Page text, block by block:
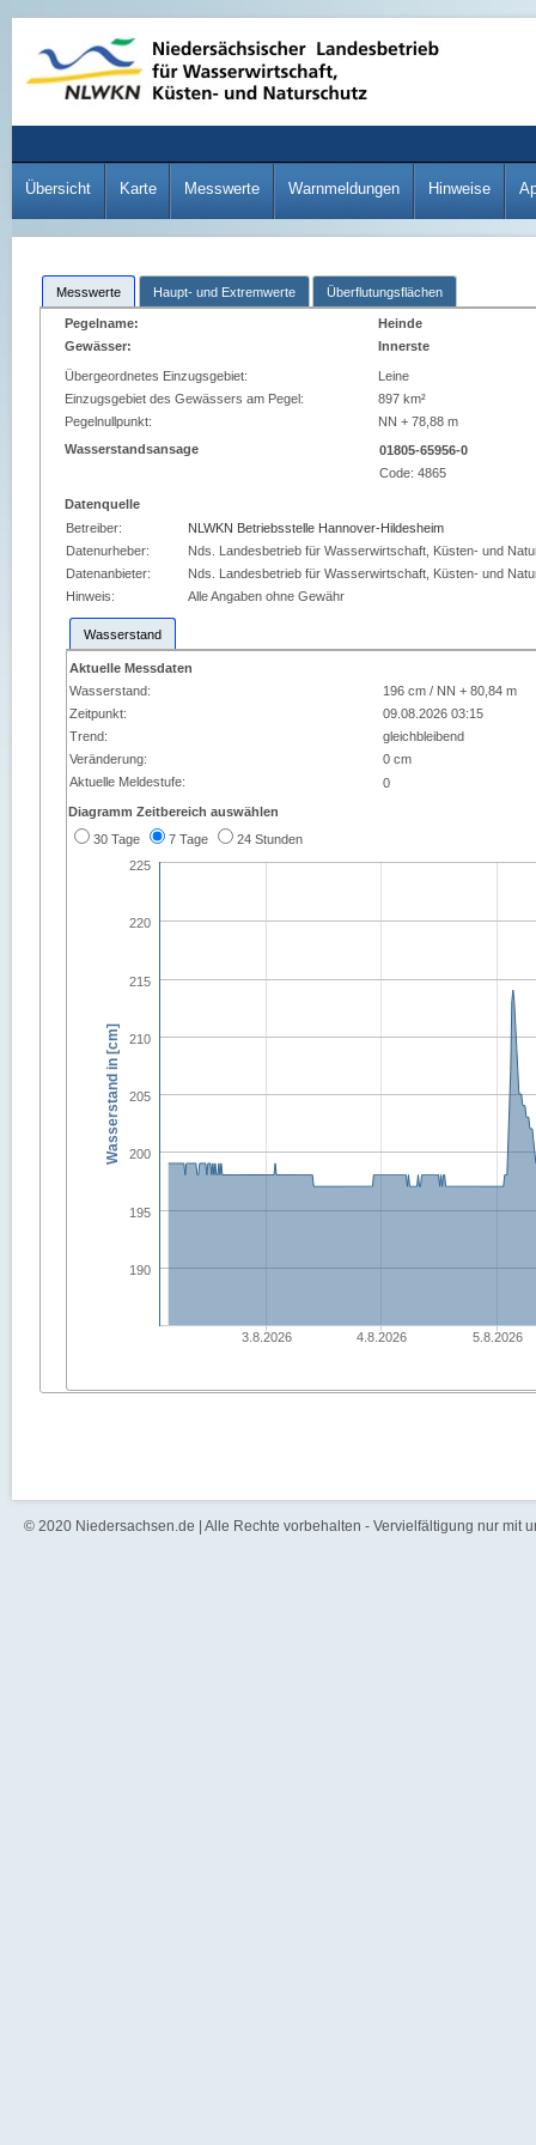
Übersicht Karte Messwerte Warnmeldungen Hinweise
Messwerte Haupt- und Extremwerte Überflutungsflächen
Pegelname:
Heinde
Gewässer:
Innerste
Übergeordnetes Einzugsgebiet:
Leine
Einzugsgebiet des Gewässers am Pegel:
897 km²
Pegelnullpunkt:
NN + 78,88 m
Wasserstandsansage
01805-65956-0
Code:4865
Datenquelle
Betreiber:
NLWKN Betriebsstelle Hannover-Hildesheim
Datenurheber:
Nds. Landesbetrieb für Wasserwirtschaft, Küsten- und
Datenanbieter:
Nds. Landesbetrieb für Wasserwirtschaft, Küsten- und
Hinweis:
Alle Angaben ohne Gewähr
Wasserstand
Aktuelle Messdaten
Wasserstand:
196 cm / NN + 80,84 m
Zeitpunkt:
09.08.2026 03:15
Trend:
gleichbleibend
Veränderung:
0 cm
Aktuelle Meldestufe:
0
Diagramm Zeitbereich auswählen
30 Tage
7 Tage 24 Stunden
Wasserstand in [cm]
3.8.2026 4.8.2026 5.8.2026
190
195
200
205
210
215
220
225
© 2020 Niedersachsen.de | Alle Rechte vorbehalten - Vervielfältigung nur mit